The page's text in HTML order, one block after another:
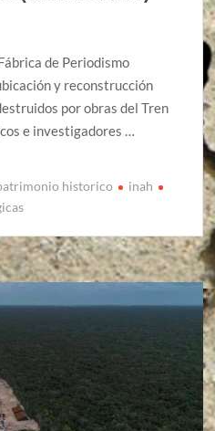
de Periodismo
y reconstrucción
por obras del Tren
e investigadores …
historico
inah